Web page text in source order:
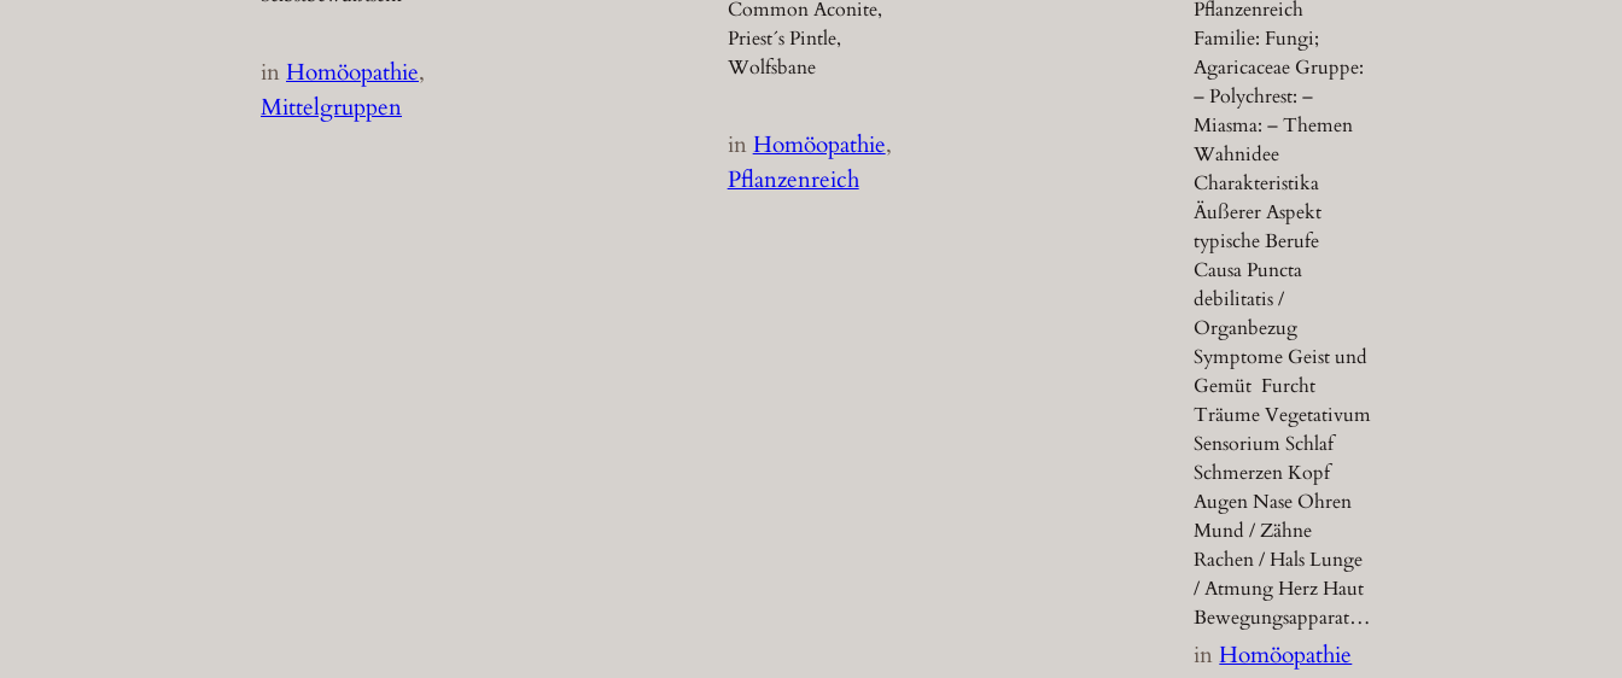
inHomöopathie
Mittelgruppen
Common Aconite,
Priest´s Pintle,
Wolfsbane
inHomöopathie
Pflanzenreich
Pflanzenreich
Familie: Fungi;
Agaricaceae Gruppe:
– Polychrest: –
Miasma: – Themen
Wahnidee
Charakteristika
Äußerer Aspekt
typische Berufe
Causa Puncta
debilitatis /
Organbezug
Symptome Geist und
Gemüt Furcht
Träume Vegetativum
Sensorium Schlaf
Schmerzen Kopf
Augen Nase Ohren
Mund / Zähne
Rachen / Hals Lunge
/ Atmung Herz Haut
Bewegungsapparat…
inHomöopathie